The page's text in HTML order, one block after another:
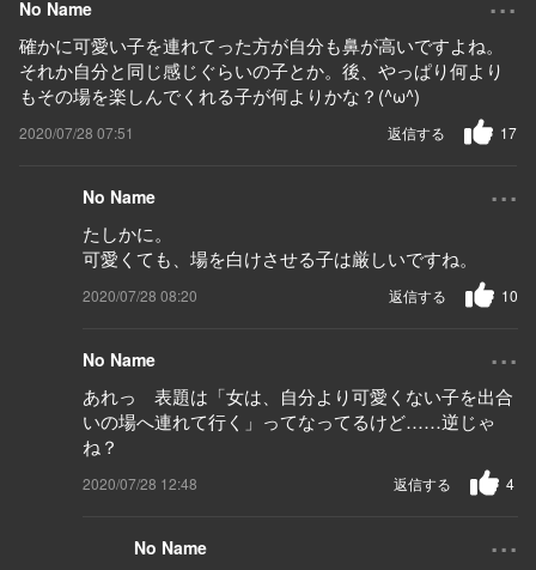
No Name
確かに可愛い子を連れてった方が自分も鼻が高いですよね。
それか自分と同じ感じぐらいの子とか。後、やっぱり何より
もその場を楽しんでくれる子が何よりかな？(^ω^)
2020/07/28 07:51 17
返信する
No Name ...
たしかに。
可愛くても、場を白けさせる子は厳しいですね。
2020/07/28 08:20 10
返信する
No Name ...
あれっ 表題は「女は、自分より可愛くない子を出合
いの場へ連れて行く」ってなってるけど……逆じゃ
ね？
2020/07/28 12:48 4
返信する
No Name ...